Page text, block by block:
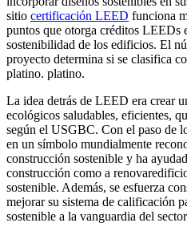
sitio certificación LEED funciona
puntos que otorga créditos LEEDs
sostenibilidad de los edificios. El
proyecto determina si se clasifica
platino. platino.
La idea detrás de LEED era crear
ecológicos saludables, eficientes,
según el USGBC. Con el paso de
en un símbolo mundialmente
construcción sostenible y ha
construcción como a renovar
sostenible. Además, se esfuerza
mejorar su sistema de calificación
sostenible a la vanguardia del